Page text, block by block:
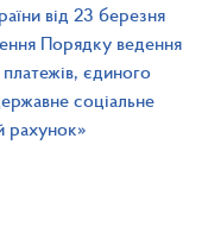
від 23 березня
Порядку ведення
єдиного
соціальне
рахунок»